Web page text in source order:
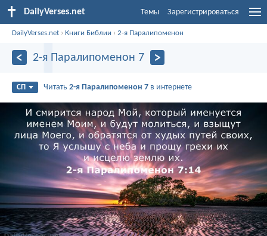
DailyVerses.net Темы Зарегистрироваться
DailyVerses.net ›Книги Библии ›2-я Паралипоменон
2-я Паралипоменон 7
СП Читать2-я Паралипоменон 7 в интернете